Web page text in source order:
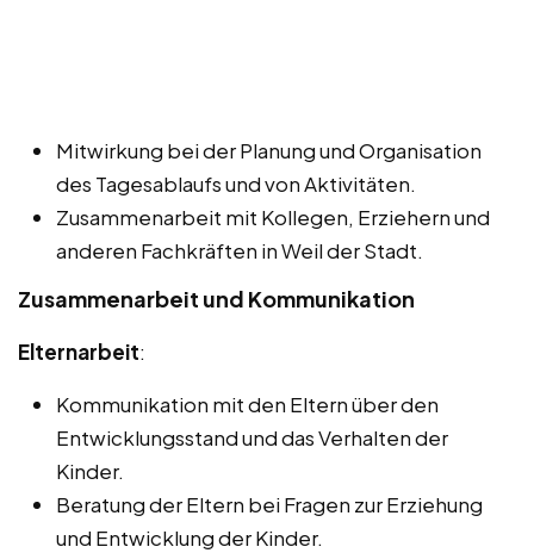
Mitwirkung bei der Planung und Organisation
des Tagesablaufs und von Aktivitäten.
Zusammenarbeit mit Kollegen, Erziehern und
anderen Fachkräften in Weil der Stadt.
Zusammenarbeit und Kommunikation
Elternarbeit:
Kommunikation mit den Eltern über den
Entwicklungsstand und das Verhalten der
Kinder.
Beratung der Eltern bei Fragen zur Erziehung
und Entwicklung der Kinder.